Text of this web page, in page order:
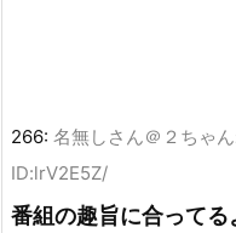
266: 名無しさん＠２ちゃ
ID:lrV2E5Z/
番組の趣旨に合ってる